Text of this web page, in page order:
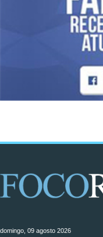
domingo, 09 agosto 2026